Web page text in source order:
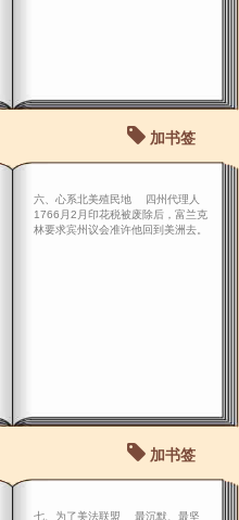
加书签
六、心系北美殖民地 四州代理人
1766月2月印花税被废除后，富兰克
林要求宾州议会准许他回到美洲去。
加书签
七、为了美法联盟 最沉默、最坚